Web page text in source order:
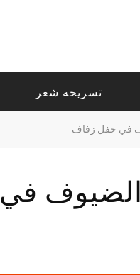
تسريحه شعر
في حفل زفاف
في